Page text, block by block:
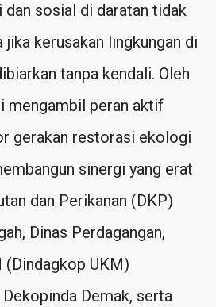
sosial di daratan tidak
jika kerusakan lingkungan di
tanpa kendali. Oleh
mengambil peran aktif
gerakan restorasi ekologi
sinergi yang erat
dan Perikanan (DKP)
Dinas Perdagangan,
(Dindagkop UKM)
Demak, serta